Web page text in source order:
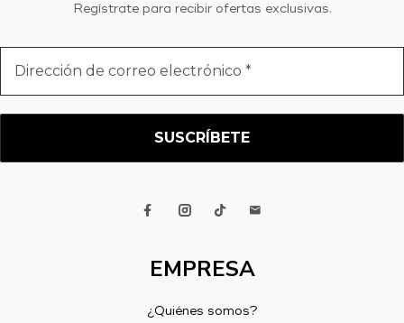
Regístrate para recibir ofertas exclusivas.
de
EMPRESA
¿Quiénes somos?